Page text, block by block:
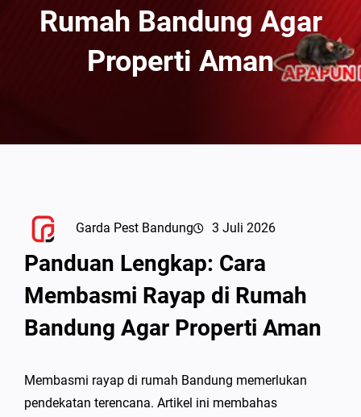
Rumah Bandung Agar
Properti Aman
Garda Pest Bandung 3 Juli 2026
Panduan Lengkap: Cara
Membasmi Rayap di Rumah
Bandung Agar Properti Aman
Membasmi rayap di rumah Bandung memerlukan
pendekatan terencana. Artikel ini membahas